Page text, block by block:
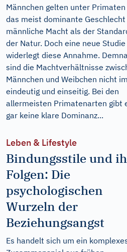
Männchen gelten unter Primaten
das meist dominante Geschlecht
männliche Macht als der
der Natur. Doch eine neue Studie
widerlegt diese Annahme.
sind die Machtverhältnisse
Männchen und Weibchen nicht
eindeutig und einseitig. Bei den
allermeisten Primatenarten gibt
gar keine klare Dominanz...
Leben & Lifestyle
Bindungsstile und
Folgen: Die
psychologischen
Wurzeln der
Beziehungsangst
Es handelt sich um ein